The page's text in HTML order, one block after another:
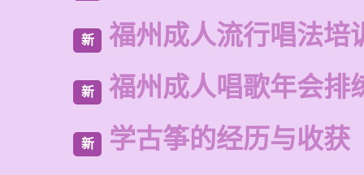
新 福州成人流行唱法培
新 福州成人唱歌年会排
新 学古筝的经历与收获